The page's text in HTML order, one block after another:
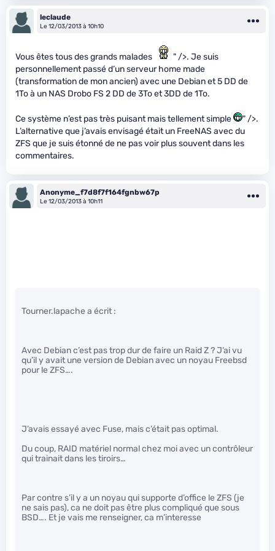
leclaude
Le 12/03/2013 à 10h10
Vous êtes tous des grands malades
" />. Je suis
personnellement passé d’un serveur home made
(transformation de mon ancien) avec une Debian et 5 DD de
1To à un NAS Drobo FS 2 DD de 3To et 3DD de 1To.
Ce système n’est pas très puisant mais tellement simple
" />.
L’alternative que j’avais envisagé était un FreeNAS avec du
ZFS que je suis étonné de ne pas voir plus souvent dans les
commentaires.
Anonyme_f7d8f7f164fgnbw67p
Le 12/03/2013 à 10h11
Tourner.lapache a écrit :
Avec Debian c’est pas trop dur de faire un Raid Z ? J’ai vu
qu’il y avait une version de Debian avec un noyau Freebsd
pour le ZFS….
J’avais essayé avec Fuse, mais c’était pas optimal.
Du coup, RAID matériel normal chez moi avec un contrôleur
qui trainait dans les tiroirs…
Par contre s’il y a un noyau qui supporte d’office le ZFS (je
ne sais pas), ca ne doit pas être plus compliqué que sous
BSD…. Et je vais me renseigner, ca m’interesse